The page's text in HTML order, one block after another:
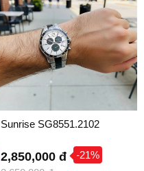
Sunrise SG8551.2102
2,850,000 đ -21%